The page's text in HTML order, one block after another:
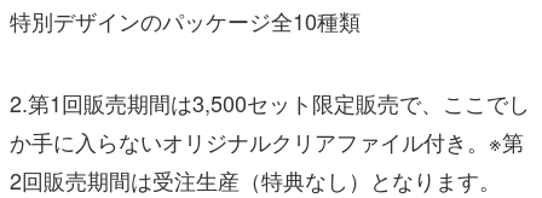
特別デザインのパッケージ全10種類
2.第1回販売期間は3,500セット限定販売で、ここでし
か手に入らないオリジナルクリアファイル付き。※第
2回販売期間は受注生産（特典なし）となります。